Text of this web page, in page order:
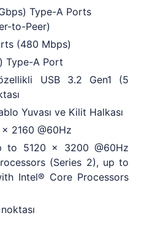
Type-A Ports
to-Peer)
(480 Mbps)
Type-A Port
USB 3.2 Gen1 (5
Yuvası ve Kilit Halkası
2160 @60Hz
to 5120 x 3200 @60Hz
(Series 2), up to
Intel® Core Processors